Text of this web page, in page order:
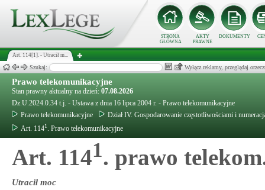
STRONA
GŁÓWNA
AKTY
PRAWNE
DOKUMENTY
Art. 114[1]. - Utracił m...
Szukaj: Wyłącz reklamy, przeglądaj
Prawo telekomunikacyjne
Stan prawny aktualny na dzień: 07.08.2026
Dz.U.2024.0.34 t.j. - Ustawa z dnia 16 lipca 2004 r. - Prawo telekomunikacyjne
Prawo telekomunikacyjne
Dział IV. Gospodarowanie częstotliwościami i
Art. 1141 . Prawo telekomunikacyjne
Art. 1141. prawo
Utracił moc